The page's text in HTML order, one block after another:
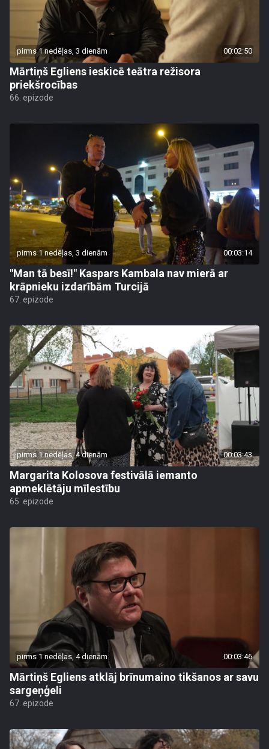
pirms 1 nedēļas, 3 dienām 00:02:50
Mārtiņš Egliens ieskicē teātra režisora
priekšrocības
66. epizode
pirms 1 nedēļas, 3 dienām 00:03:14
"Man tā besī!" Kaspars Kambala nav mierā ar
krāpnieku izdarībām Turcijā
67. epizode
pirms 1 nedēļas, 4 dienām 00:03:43
Margarita Kolosova festivālā iemanto
apmeklētāju mīlestību
65. epizode
pirms 1 nedēļas, 4 dienām 00:03:46
Mārtiņš Egliens atklāj brīnumaino tikšanos ar savu
sargeņģeli
67. epizode